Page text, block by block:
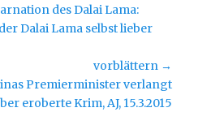
des Dalai Lama:
Dalai Lama selbst lieber
vorblättern →
Premierminister verlangt
eroberte Krim, AJ, 15.3.2015